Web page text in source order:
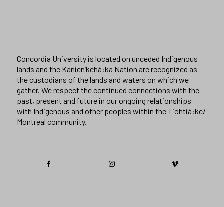
Concordia University is located on unceded Indigenous
lands and the Kanien’kehá:ka Nation are recognized as
the custodians of the lands and waters on which we
gather. We respect the continued connections with the
past, present and future in our ongoing relationships
with Indigenous and other peoples within the Tiohtiá:ke/
Montreal community.